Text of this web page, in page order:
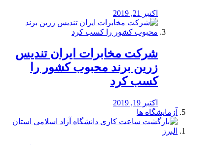
اکتبر 21, 2019
شرکت مخابرات ایران تندیس
زرین برند محبوب کشور را
کسب کرد
اکتبر 19, 2019
آزمایشگاه ها